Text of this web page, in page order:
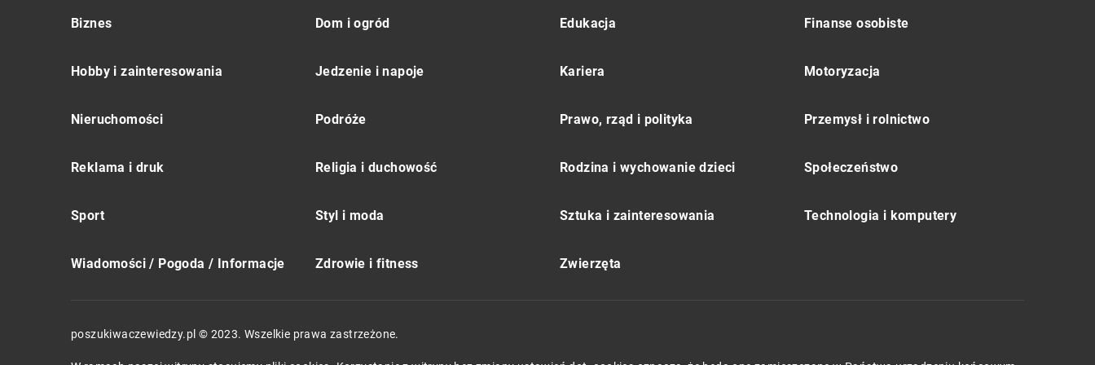
Biznes Dom i ogród Edukacja Finanse osobiste
Hobby i zainteresowania Jedzenie i napoje Kariera Motoryzacja
Nieruchomości Podróże Prawo, rząd i polityka Przemysł i rolnictwo
Reklama i druk Religia i duchowość Rodzina i wychowanie dzieci Społeczeństwo
Sport Styl i moda Sztuka i zainteresowania Technologia i komputery
Wiadomości / Pogoda / Informacje Zdrowie i fitness Zwierzęta
poszukiwaczewiedzy.pl © 2023. Wszelkie prawa zastrzeżone.